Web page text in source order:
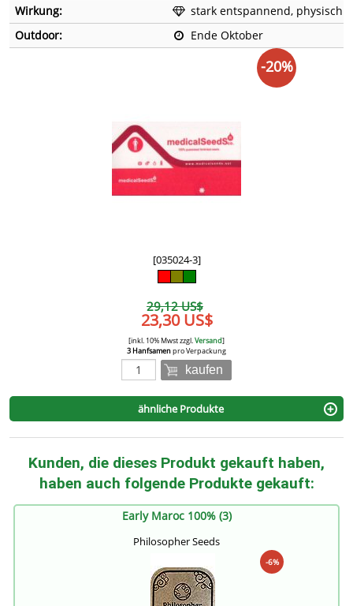
Wirkung:
stark entspannend, physisch
Outdoor:
Ende Oktober
[035024-3]
29,12 US$
23,30 US$
[inkl. 10% Mwst zzgl.Versand]
3 Hanfsamenpro Verpackung
kaufen
-20%
ähnliche Produkte
Kunden, die dieses Produkt gekauft haben,
haben auch folgende Produkte gekauft:
Early Maroc 100% (3)
Philosopher Seeds
-6%